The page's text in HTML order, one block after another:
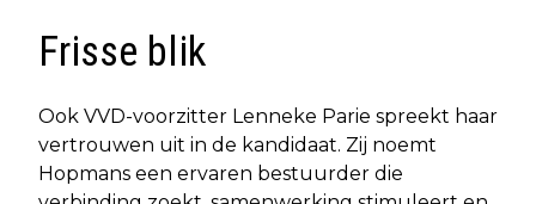
Frisse blik
Ook VVD-voorzitter Lenneke Parie spreekt haar
vertrouwen uit in de kandidaat. Zij noemt
Hopmans een ervaren bestuurder die